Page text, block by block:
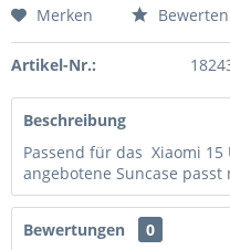
Merken Bewerten
Artikel-Nr.:
Beschreibung
Passend für das Xiaomi 15
angebotene Suncase passt
Bewertungen
0